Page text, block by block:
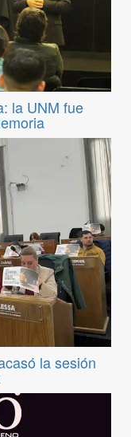
la UNM fue
la sesión